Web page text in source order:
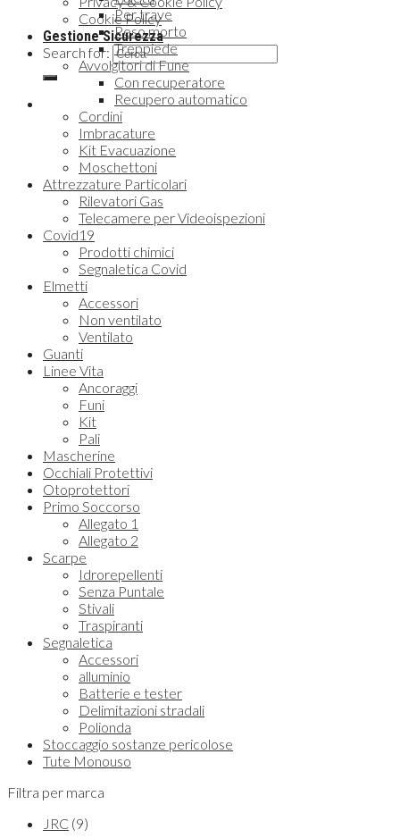
Cookie Policy
Gestione Sicurezza
Search for:
Per trave
Peso morto
Treppiede
Avvolgitori di Fune
Con recuperatore
Recupero automatico
Cordini
Imbracature
Kit Evacuazione
Moschettoni
Attrezzature Particolari
Rilevatori Gas
Telecamere per Videoispezioni
Covid19
Prodotti chimici
Segnaletica Covid
Elmetti
Accessori
Non ventilato
Ventilato
Guanti
Linee Vita
Ancoraggi
Funi
Kit
Pali
Mascherine
Occhiali Protettivi
Otoprotettori
Primo Soccorso
Allegato 1
Allegato 2
Scarpe
Idrorepellenti
Senza Puntale
Stivali
Traspiranti
Segnaletica
Accessori
alluminio
Batterie e tester
Delimitazioni stradali
Polionda
Stoccaggio sostanze pericolose
Tute Monouso
Filtra per marca
JRC (9)